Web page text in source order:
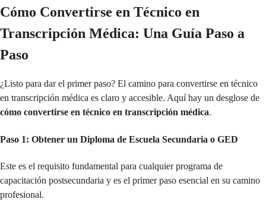
Cómo Convertirse en Técnico en
Transcripción Médica: Una Guía Paso a
Paso
¿Listo para dar el primer paso? El camino para convertirse en técnico
en transcripción médica es claro y accesible. Aquí hay un desglose de
cómo convertirse en técnico en transcripción médica.
Paso 1: Obtener un Diploma de Escuela Secundaria o GED
Este es el requisito fundamental para cualquier programa de
capacitación postsecundaria y es el primer paso esencial en su camino
profesional.